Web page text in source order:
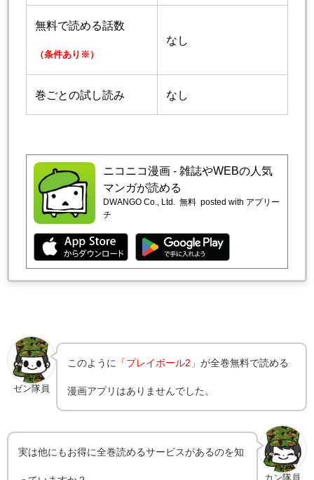
無料で読める話数
（条件あり※）
なし
巻ごとの試し読み なし
ニコニコ漫画 - 雑誌やWEBの人気
マンガが読める
DWANGO Co., Ltd. 無料 posted with アプリー
チ
ゼン隊員
このように 「プレイボール2」が全巻無料で読める
漫画アプリはありませんでした。
カン隊員
実は他にもお得に全巻読めるサービスがあるのを知